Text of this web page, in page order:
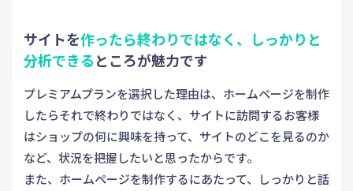
サイトを作ったら終わりではなく、しっかりと
分析できるところが魅力です
プレミアムプランを選択した理由は、ホームページを制作
したらそれで終わりではなく、サイトに訪問するお客様
はショップの何に興味を持って、サイトのどこを見るのか
など、状況を把握したいと思ったからです。
また、ホームページを制作するにあたって、しっかりと話